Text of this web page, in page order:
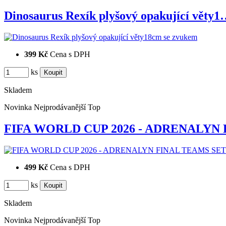
Dinosaurus Rexík plyšový opakující
399 Kč Cena s DPH
ks
Skladem
Novinka Nejprodávanější Top
FIFA WORLD CUP 2026 -
499 Kč Cena s DPH
ks
Skladem
Novinka Nejprodávanější Top